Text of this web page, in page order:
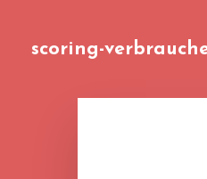
scoring-